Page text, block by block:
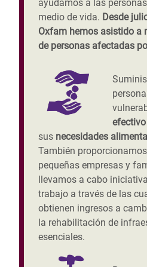
ayudamos a las
medio de vida. Desde
Oxfam hemos asistido a
de personas afectadas
efectivo
sus necesidades
También
pequeñas empresas y
llevamos a cabo
trabajo a través de las
obtienen ingresos a
la rehabilitación de
esenciales.